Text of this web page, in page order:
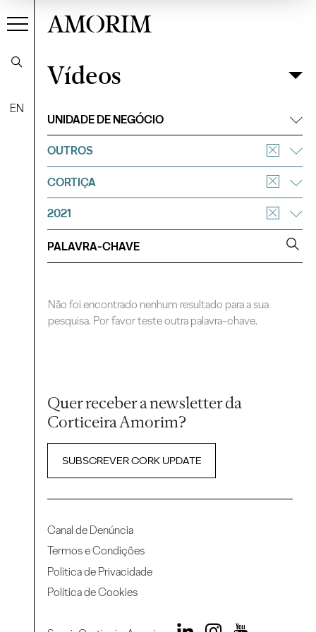
EN
AMORIM
VídeosFiltrar
Vídeos
UNIDADE DE NEGÓCIO
OUTROS
CORTIÇA
2021
Não foi encontrado nenhum resultado para a sua
pesquisa. Por favor teste outra palavra-chave.
Quer receber a newsletter da
Corticeira Amorim?
SUBSCREVER CORK UPDATE
Canal de Denúncia
Termos e Condições
Política de Privacidade
Política de Cookies